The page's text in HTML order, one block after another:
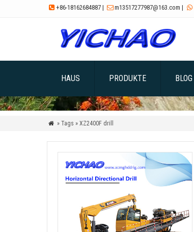
 +86-18162684887 | m13517277987@163.com | 
HAUS PRODUKTE BLOG
 » Tags » XZ2400F drill